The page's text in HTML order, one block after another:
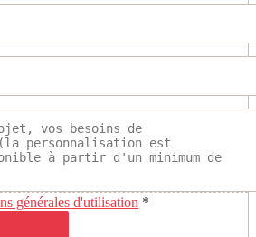
générales d'utilisation *